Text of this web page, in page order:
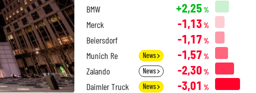
BMW +2,25 %
Merck -1,13 %
Beiersdorf -1,17 %
Munich Re News -1,57 %
Zalando News -2,30 %
Daimler Truck News -3,01 %